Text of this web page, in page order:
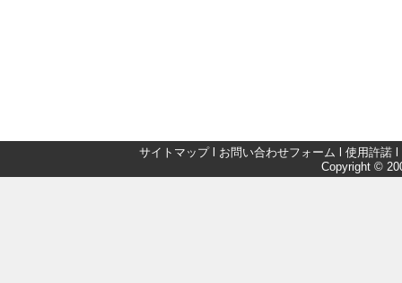
サイトマップl お問い合わせフォーム 使用許諾
Copyright ©